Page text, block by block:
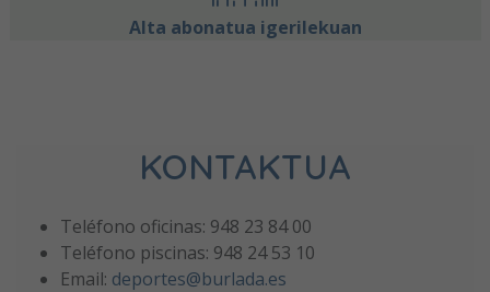
Alta abonatua igerilekuan
KONTAKTUA
Teléfono oficinas: 948 23 84 00
Teléfono piscinas: 948 24 53 10
Email: deportes@burlada.es